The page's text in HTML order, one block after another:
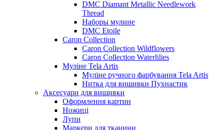
DMC Diamant Metallic Needlework
Thread
Наборы мулине
DMC Etoile
Caron Collection
Caron Collection Wildflowers
Caron Collection Waterlilies
Муліне Tela Artis
Муліне ручного фарбування Tela Artis
Нитка для вишивки Пухнастик
Аксесуари для вишивки
Оформлення картин
Ножиці
Лупи
Маркери для тканини